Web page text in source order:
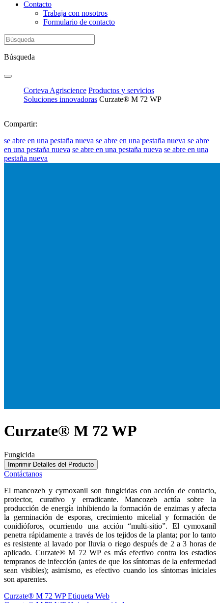
Contacto
Trabaja con nosotros
Formulario de contacto
Búsqueda
Corteva Agriscience Productos y servicios
Soluciones innovadoras Curzate® M 72 WP
Compartir:
se abre en una pestaña nueva se abre en una pestaña nueva se abre
en una pestaña nueva se abre en una pestaña nueva se abre en una
pestaña nueva
Curzate® M 72 WP
Fungicida
Imprimir Detalles del Producto
Contáctanos
El mancozeb y cymoxanil son fungicidas con acción de contacto,
protector, curativo y erradicante. Mancozeb actúa sobre la
producción de energía inhibiendo la formación de enzimas y afecta
la germinación de esporas, crecimiento micelial y formación de
conidióforos, ocurriendo una acción “multi-sitio”. El cymoxanil
penetra rápidamente a través de los tejidos de la planta; por lo tanto
es resistente al lavado por lluvia o riego después de 2 a 3 horas de
aplicado. Curzate® M 72 WP es más efectivo contra los estadios
tempranos de infección (antes de que los síntomas de la enfermedad
sean visibles); asimismo, es efectivo cuando los síntomas iniciales
son aparentes.
Curzate® M 72 WP Etiqueta Web